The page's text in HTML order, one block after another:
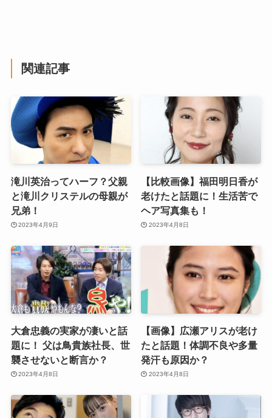
関連記事
滝川英治ってハーフ？父親
と滝川クリステルの母親が
兄弟！
2023年4月9日
【比較画像】福田明日香が
老けたと話題に！生活苦で
ヘア写真集も！
2023年4月8日
大倉忠義の実家が凄いと話
題に！ 父は鳥貴族社長、世
襲させないと断言か？
2023年4月8日
【画像】広瀬アリスが老け
たと話題！体調不良や多量
発汗も原因か？
2023年4月8日